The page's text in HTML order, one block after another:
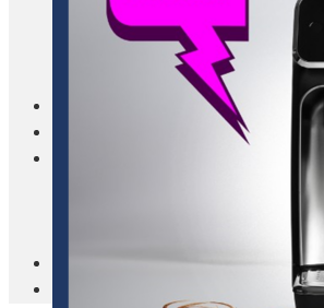
Mobilier
Qui sommes-nous